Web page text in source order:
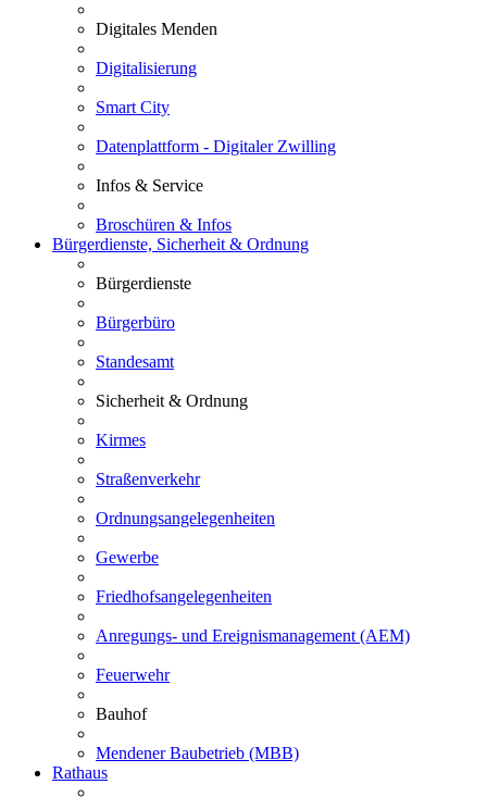
Digitales Menden
Digitalisierung
Smart City
Datenplattform - Digitaler Zwilling
Infos & Service
Broschüren & Infos
Bürgerdienste, Sicherheit & Ordnung
Bürgerdienste
Bürgerbüro
Standesamt
Sicherheit & Ordnung
Kirmes
Straßenverkehr
Ordnungsangelegenheiten
Gewerbe
Friedhofsangelegenheiten
Anregungs- und Ereignismanagement (AEM)
Feuerwehr
Bauhof
Mendener Baubetrieb (MBB)
Rathaus